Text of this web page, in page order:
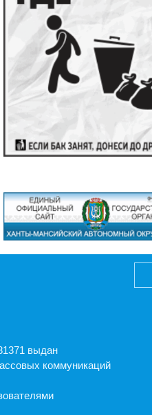
выдан
коммуникаций